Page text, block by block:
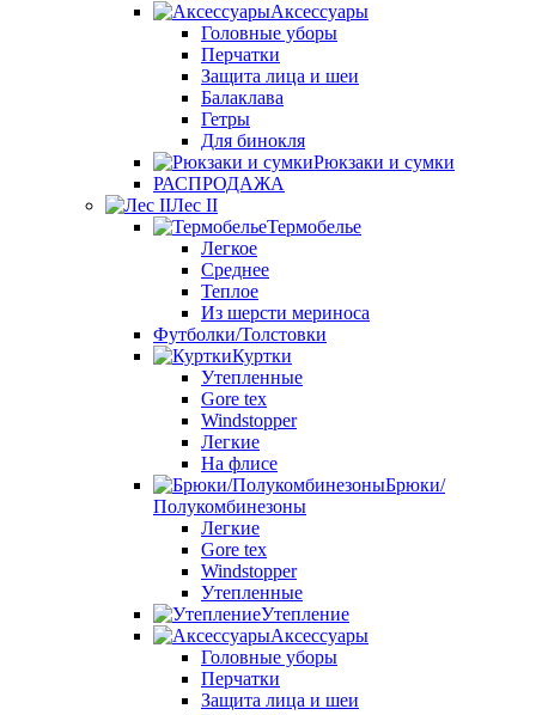
Аксессуары
Головные уборы
Перчатки
Защита лица и шеи
Балаклава
Гетры
Для бинокля
Рюкзаки и сумки
РАСПРОДАЖА
Лес II
Термобелье
Легкое
Среднее
Теплое
Из шерсти мериноса
Футболки/Толстовки
Куртки
Утепленные
Gore tex
Windstopper
Легкие
На флисе
Брюки/
Полукомбинезоны
Легкие
Gore tex
Windstopper
Утепленные
Утепление
Аксессуары
Головные уборы
Перчатки
Защита лица и шеи